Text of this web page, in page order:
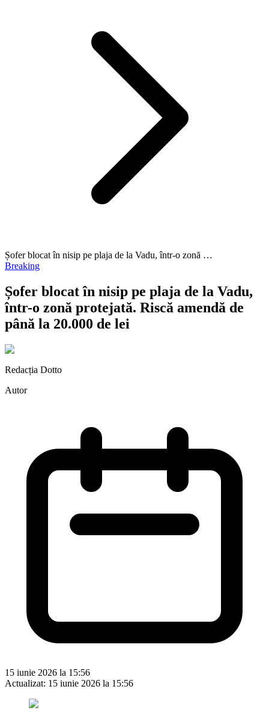
Șofer blocat în nisip pe plaja de la Vadu, într-o zonă …
Breaking
Șofer blocat în nisip pe plaja de la Vadu,
într-o zonă protejată. Riscă amendă de
până la 20.000 de lei
Redacția Dotto
Autor
15 iunie 2026 la 15:56
Actualizat: 15 iunie 2026 la 15:56